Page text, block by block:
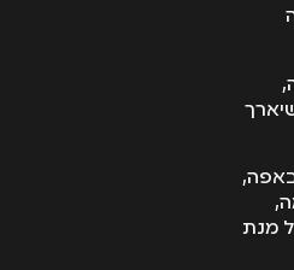
באורך של 8 מ"מ נפער באפה,
מנת